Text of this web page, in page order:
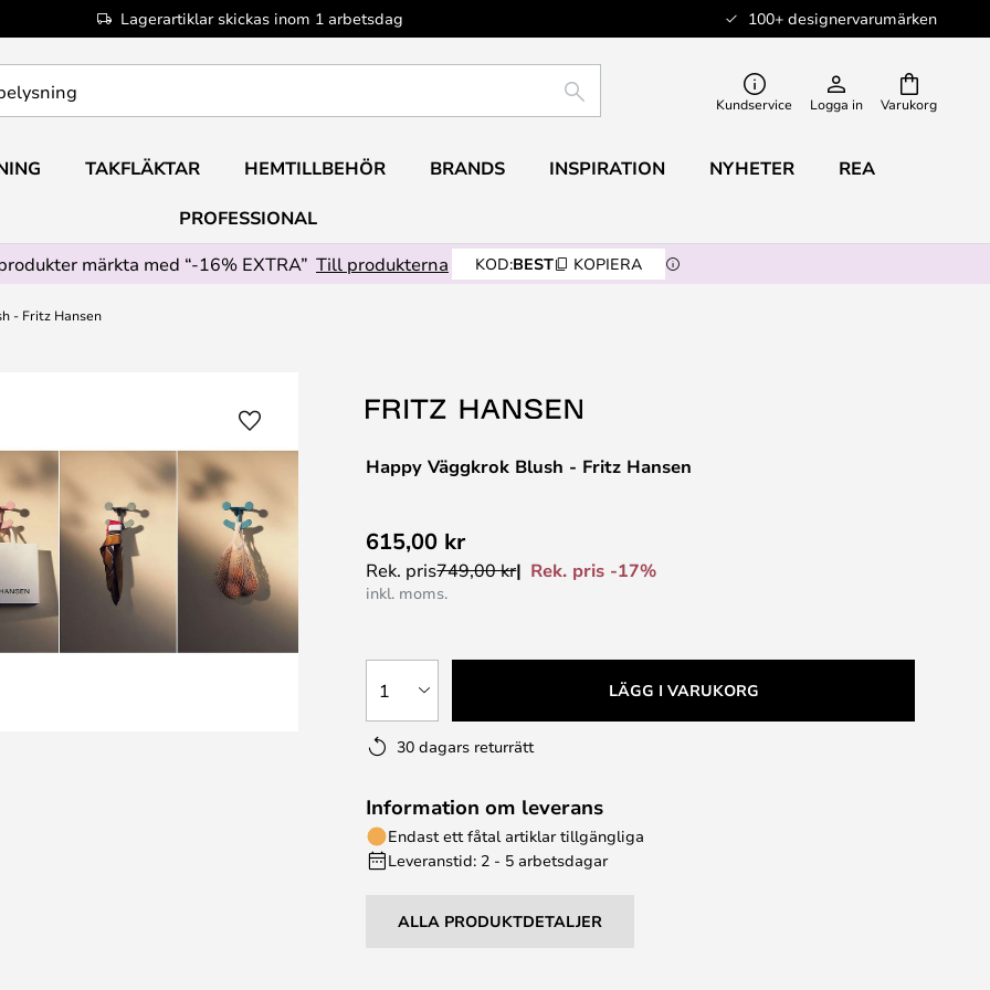
Lagerartiklar skickas inom 1 arbetsdag 100+ designervarumärken
Varukorg
SÖK Kundservice Logga in
TAKFLÄKTAR HEMTILLBEHÖR BRANDS INSPIRATION NYHETER REA
PROFESSIONAL
märkta med “-16% EXTRA” Till produkterna KOD:BEST KOPIERA
- Fritz Hansen
Happy Väggkrok Blush - Fritz Hansen
615,00 kr
Rek. pris749,00 kr Rek. pris -17%
inkl. moms.
1 LÄGG I VARUKORG
30 dagars returrätt
Information om leverans
Endast ett fåtal artiklar tillgängliga
Leveranstid: 2 - 5 arbetsdagar
ALLA PRODUKTDETALJER